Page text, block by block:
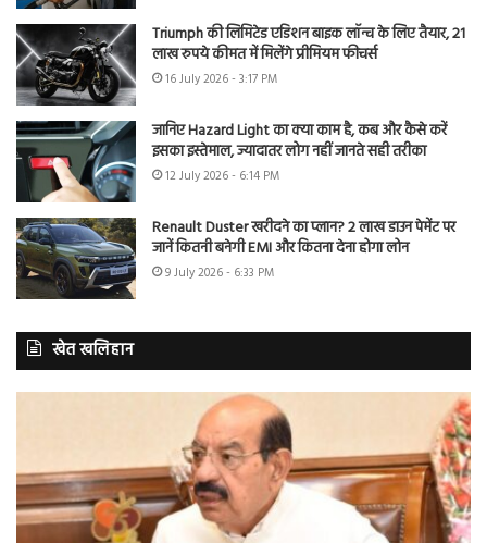
Triumph की लिमिटेड एडिशन बाइक लॉन्च के लिए तैयार, 21
लाख रुपये कीमत में मिलेंगे प्रीमियम फीचर्स
16 July 2026 - 3:17 PM
जानिए Hazard Light का क्या काम है, कब और कैसे करें
इसका इस्तेमाल, ज्यादातर लोग नहीं जानते सही तरीका
12 July 2026 - 6:14 PM
Renault Duster खरीदने का प्लान? 2 लाख डाउन पेमेंट पर
जानें कितनी बनेगी EMI और कितना देना होगा लोन
9 July 2026 - 6:33 PM
खेत खलिहान